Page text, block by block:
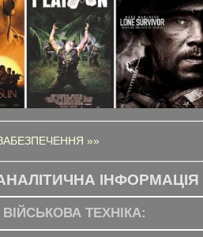
»»
ІНФОРМАЦІЯ
ТЕХНІКА: